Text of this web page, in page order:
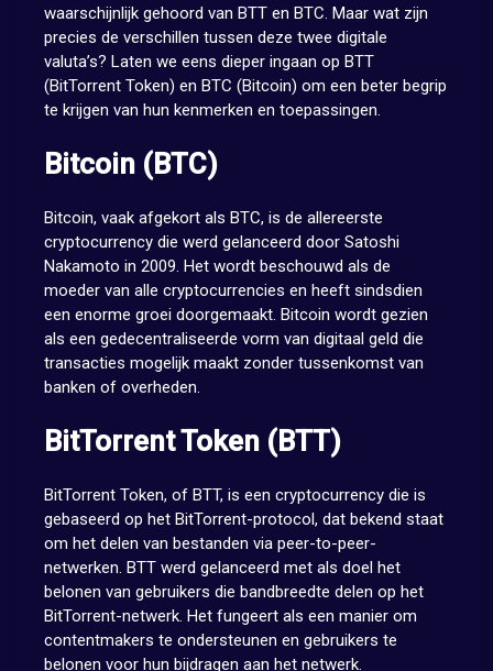
waarschijnlijk gehoord van BTT en BTC. Maar wat zijn
precies de verschillen tussen deze twee digitale
valuta’s? Laten we eens dieper ingaan op BTT
(BitTorrent Token) en BTC (Bitcoin) om een beter begrip
te krijgen van hun kenmerken en toepassingen.
Bitcoin (BTC)
Bitcoin, vaak afgekort als BTC, is de allereerste
cryptocurrency die werd gelanceerd door Satoshi
Nakamoto in 2009. Het wordt beschouwd als de
moeder van alle cryptocurrencies en heeft sindsdien
een enorme groei doorgemaakt. Bitcoin wordt gezien
als een gedecentraliseerde vorm van digitaal geld die
transacties mogelijk maakt zonder tussenkomst van
banken of overheden.
BitTorrent Token (BTT)
BitTorrent Token, of BTT, is een cryptocurrency die is
gebaseerd op het BitTorrent-protocol, dat bekend staat
om het delen van bestanden via peer-to-peer-
netwerken. BTT werd gelanceerd met als doel het
belonen van gebruikers die bandbreedte delen op het
BitTorrent-netwerk. Het fungeert als een manier om
contentmakers te ondersteunen en gebruikers te
belonen voor hun bijdragen aan het netwerk.